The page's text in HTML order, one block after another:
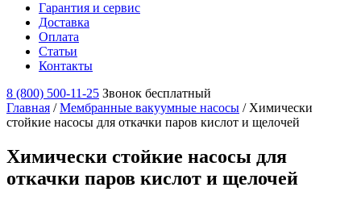
Гарантия и сервис
Доставка
Оплата
Статьи
Контакты
8 (800) 500-11-25 Звонок бесплатный
Главная / Мембранные вакуумные насосы / Химически
стойкие насосы для откачки паров кислот и щелочей
Химически стойкие насосы для
откачки паров кислот и щелочей